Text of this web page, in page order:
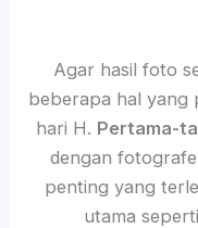
Agar hasil foto
beberapa hal yang
hari H. Pertama-
dengan
penting yang
utama